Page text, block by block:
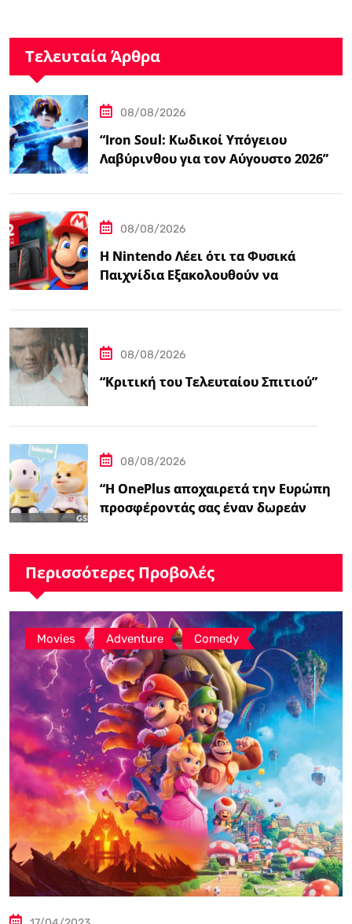
Τελευταία Άρθρα
08/08/2026
“Iron Soul: Κωδικοί Υπόγειου
Λαβύρινθου για τον Αύγουστο 2026”
08/08/2026
Η Nintendo Λέει ότι τα Φυσικά
Παιχνίδια Εξακολουθούν να
08/08/2026
“Κριτική του Τελευταίου Σπιτιού”
08/08/2026
“Η OnePlus αποχαιρετά την Ευρώπη
προσφέροντάς σας έναν δωρεάν
Περισσότερες Προβολές
Movies , Adventure , Comedy